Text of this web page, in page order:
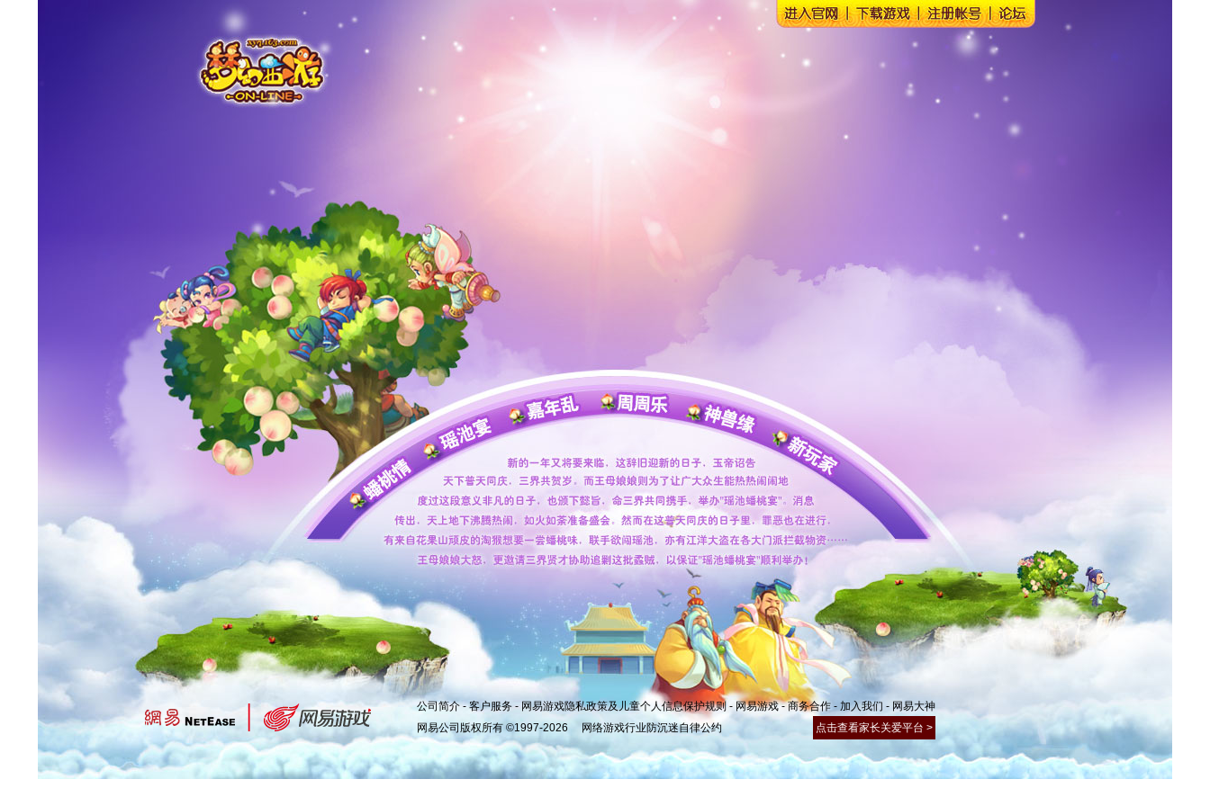
公司简介-客户服务 - 网易游戏隐私政策及儿童个人信息保护规则 - 网易游戏-商务合作 - 加入我们 - 网易大神
网易公司版权所有 ©1997-2026
点击查看家长关爱平台 >
网络游戏行业防沉迷自律公约